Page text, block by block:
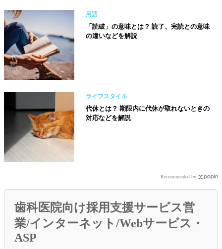
用語
「読破」の意味とは？ 読了、完読との意味
の違いなどを解説
ライフスタイル
代休とは？ 期限内に代休が取れないときの
対応などを解説
Recommended by
歯科医院向け採用支援サービス営
業/インターネット/Webサービス・
ASP